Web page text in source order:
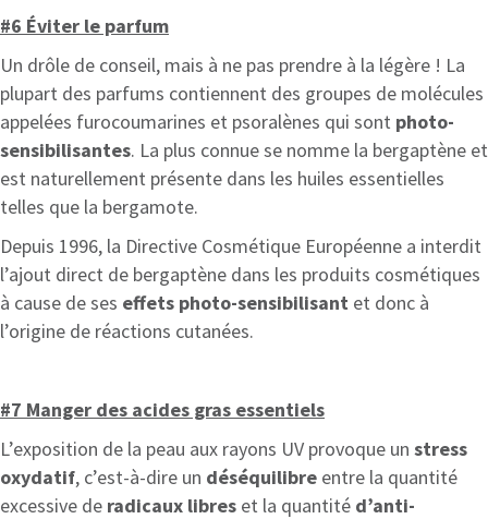
#6 Éviter le parfum
Un drôle de conseil, mais à ne pas prendre à la légère ! La
plupart des parfums contiennent des groupes de molécules
appelées furocoumarines et psoralènes qui sont photo-
sensibilisantes. La plus connue se nomme la bergaptène et
est naturellement présente dans les huiles essentielles
telles que la bergamote.
Depuis 1996, la Directive Cosmétique Européenne a interdit
l’ajout direct de bergaptène dans les produits cosmétiques
à cause de ses effets photo-sensibilisant et donc à
l’origine de réactions cutanées.
#7 Manger des acides gras essentiels
L’exposition de la peau aux rayons UV provoque un stress
oxydatif, c’est-à-dire un déséquilibre entre la quantité
excessive de radicaux libres et la quantité d’anti-